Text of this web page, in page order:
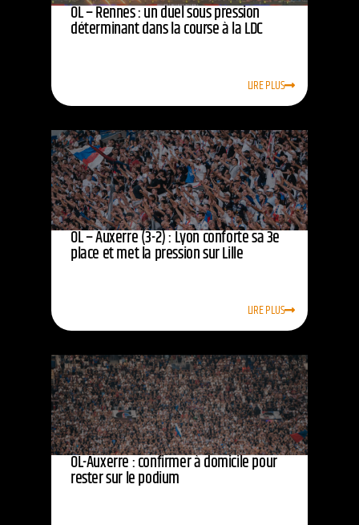
OL – Rennes : un duel sous pression
déterminant dans la course à la LDC
LIRE PLUS
OL – Auxerre (3-2) : Lyon conforte sa 3e
place et met la pression sur Lille
LIRE PLUS
OL-Auxerre : confirmer à domicile pour
rester sur le podium